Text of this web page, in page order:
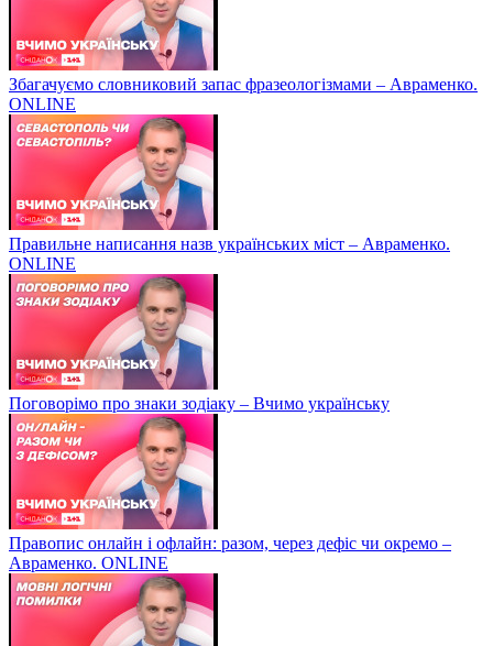
Збагачуємо словниковий запас фразеологізмами – Авраменко.
ONLINE
Правильне написання назв українських міст – Авраменко.
ONLINE
Поговорімо про знаки зодіаку – Вчимо українську
Правопис онлайн і офлайн: разом, через дефіс чи окремо –
Авраменко. ONLINE